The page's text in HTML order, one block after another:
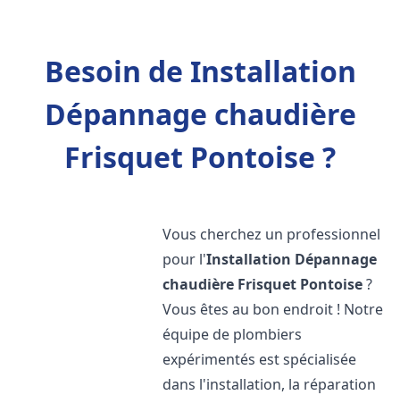
Besoin de Installation
Dépannage chaudière
Frisquet Pontoise ?
Vous cherchez un professionnel
pour l'Installation Dépannage
chaudière Frisquet Pontoise?
Vous êtes au bon endroit ! Notre
équipe de plombiers
expérimentés est spécialisée
dans l'installation, la réparation